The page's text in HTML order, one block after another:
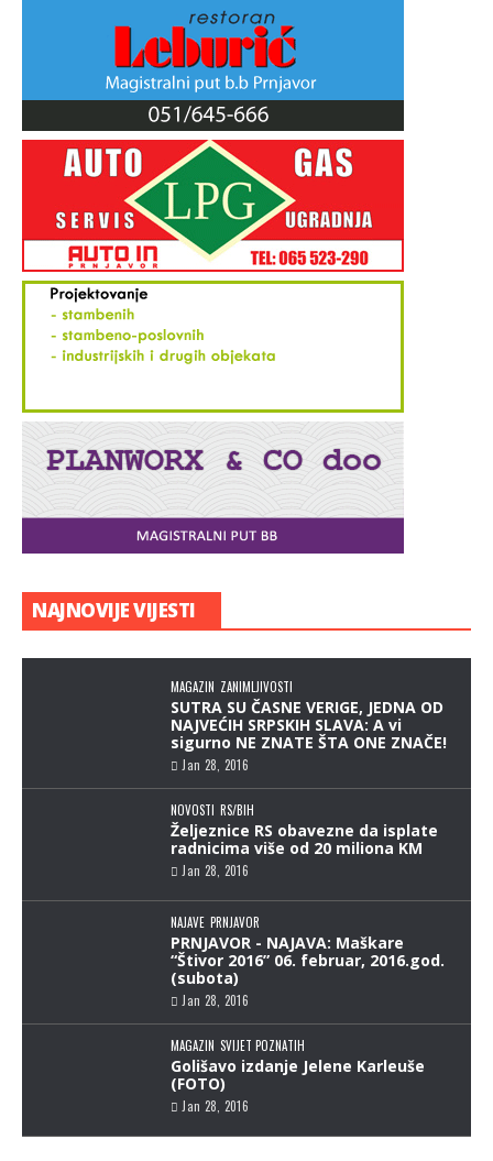
NAJNOVIJE VIJESTI
na pragu velikog otkrića!
Jan 28, 2016
MAGAZIN ZANIMLJIVOSTI
SUTRA SU ČASNE VERIGE, JEDNA OD
NAJVEĆIH SRPSKIH SLAVA: A vi
sigurno NE ZNATE ŠTA ONE ZNAČE!
Jan 28, 2016
NOVOSTI RS/BIH
Željeznice RS obavezne da isplate
radnicima više od 20 miliona KM
Jan 28, 2016
NAJAVE PRNJAVOR
PRNJAVOR - NAJAVA: Maškare
“Štivor 2016” 06. februar, 2016.god.
(subota)
Jan 28, 2016
MAGAZIN SVIJET POZNATIH
Golišavo izdanje Jelene Karleuše
(FOTO)
Jan 28, 2016